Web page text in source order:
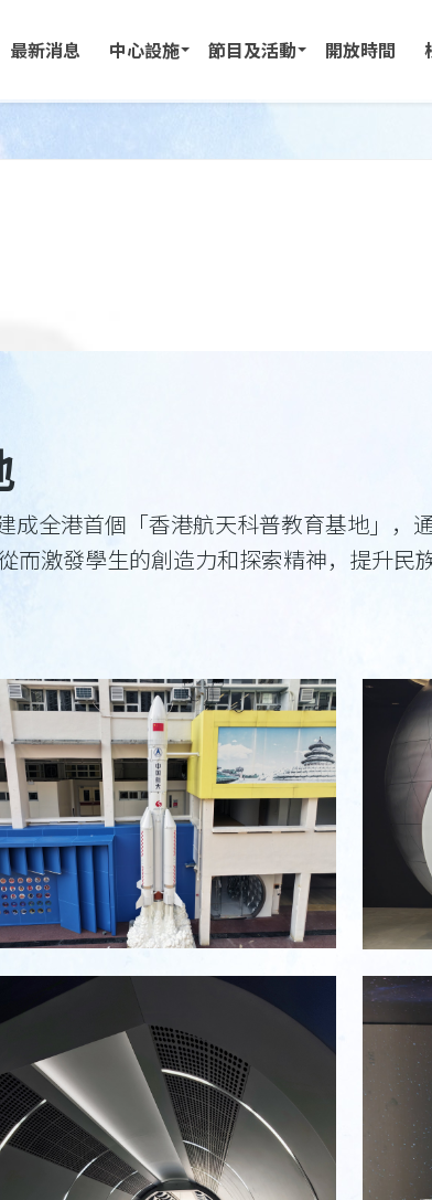
最新消息 中心設施 節目及活動 開放時間
成全港首個「香港航天科普教育基地」，
而激發學生的創造力和探索精神，提升民